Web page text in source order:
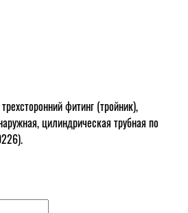
фитинг (тройник),
цилиндрическая трубная по